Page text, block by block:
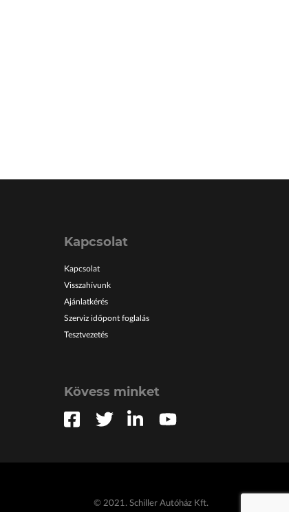
Kapcsolat
Kapcsolat
Visszahívunk
Ajánlatkérés
Szerviz időpont foglalás
Tesztvezetés
Kövess minket
© 2021. Schiller Autóház Kft.